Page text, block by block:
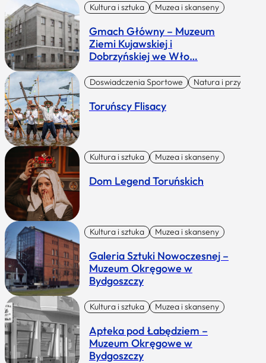
Kultura i sztuka Muzea i skanseny
Gmach Główny – Muzeum
Ziemi Kujawskiej i
Dobrzyńskiej we Wło…
Doswiadczenia Sportowe Natura i przygoda
Toruńscy Flisacy
Kultura i sztuka Muzea i skanseny
Dom Legend Toruńskich
Kultura i sztuka Muzea i skanseny
Galeria Sztuki Nowoczesnej –
Muzeum Okręgowe w
Bydgoszczy
Kultura i sztuka Muzea i skanseny
Apteka pod Łabędziem –
Muzeum Okręgowe w
Bydgoszczy